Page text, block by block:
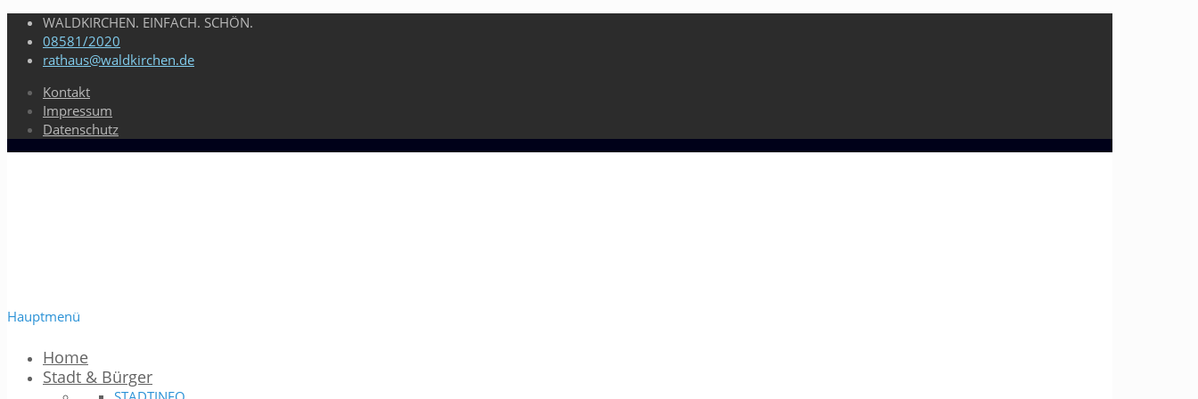
WALDKIRCHEN. EINFACH. SCHÖN.
08581/2020
rathaus@waldkirchen.de
Kontakt
Impressum
Datenschutz
Hauptmenü
Home
Stadt & Bürger